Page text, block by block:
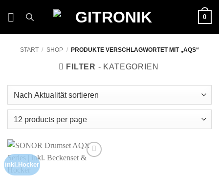
0
START / SHOP / PRODUKTE VERSCHLAGWORTET MIT „AQS“
FILTER
inkl.Hocker